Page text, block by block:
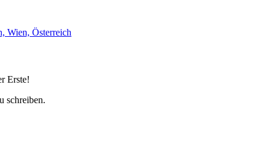
Wien, Österreich
Erste!
schreiben.